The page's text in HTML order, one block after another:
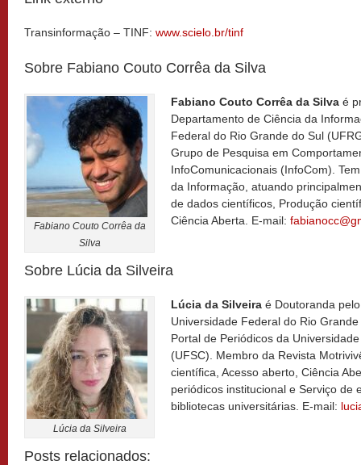
Transinformação – TINF: www.scielo.br/tinf
Sobre Fabiano Couto Corrêa da Silva
Fabiano Couto Corrêa da
Silva
Fabiano Couto Corrêa da Silva é
Departamento de Ciência da
Federal do Rio Grande do Sul
Grupo de Pesquisa em
InfoComunicacionais (InfoCom).
da Informação, atuando
de dados científicos, Produção
Ciência Aberta. E-mail:
Sobre Lúcia da Silveira
Lúcia da Silveira
Lúcia da Silveira é Doutoranda
Universidade Federal do Rio
Portal de Periódicos da
(UFSC). Membro da Revista
científica, Acesso aberto, Ciência
periódicos institucional e Serviço de
bibliotecas universitárias. E-mail:
Posts relacionados: